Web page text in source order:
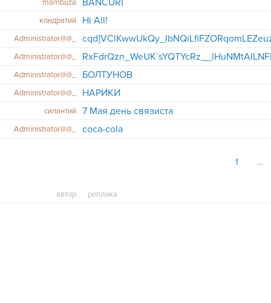
mambuza BANCURI
кондратий Hi All!
Administrator@@_
Administrator@@_
Administrator@@_
БОЛТУНОВ
Administrator@@_ НАРИКИ
силантий 7 Мая день связиста
Administrator@@_ coca-cola
1
автор реплика